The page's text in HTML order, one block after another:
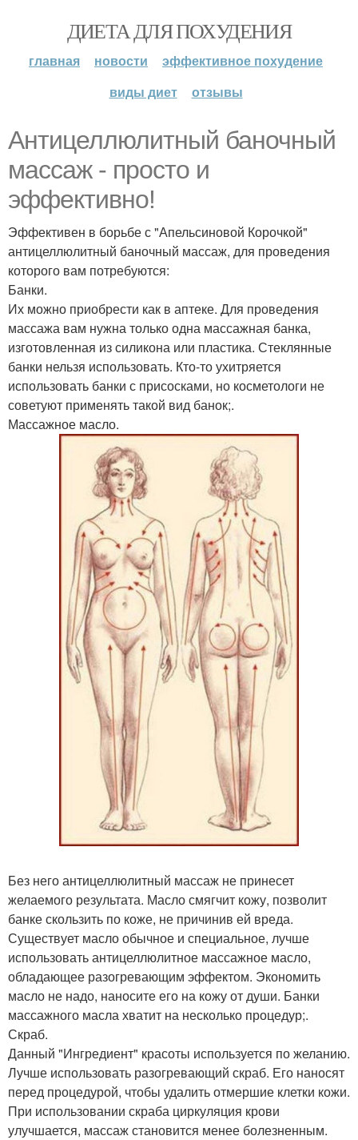
ДИЕТА ДЛЯ ПОХУДЕНИЯ
главная новости
эффективное похудение
виды диет
отзывы
Антицеллюлитный баночный
массаж - просто и
эффективно!
Эффективен в борьбе с "Апельсиновой Корочкой"
антицеллюлитный баночный массаж, для проведения
которого вам потребуются:
Банки.
Их можно приобрести как в аптеке. Для проведения
массажа вам нужна только одна массажная банка,
изготовленная из силикона или пластика. Стеклянные
банки нельзя использовать. Кто-то ухитряется
использовать банки с присосками, но косметологи не
советуют применять такой вид банок;.
Массажное масло.
Без него антицеллюлитный массаж не принесет
желаемого результата. Масло смягчит кожу, позволит
банке скользить по коже, не причинив ей вреда.
Существует масло обычное и специальное, лучше
использовать антицеллюлитное массажное масло,
обладающее разогревающим эффектом. Экономить
масло не надо, наносите его на кожу от души. Банки
массажного масла хватит на несколько процедур;.
Скраб.
Данный "Ингредиент" красоты используется по желанию.
Лучше использовать разогревающий скраб. Его наносят
перед процедурой, чтобы удалить отмершие клетки кожи.
При использовании скраба циркуляция крови
улучшается, массаж становится менее болезненным.